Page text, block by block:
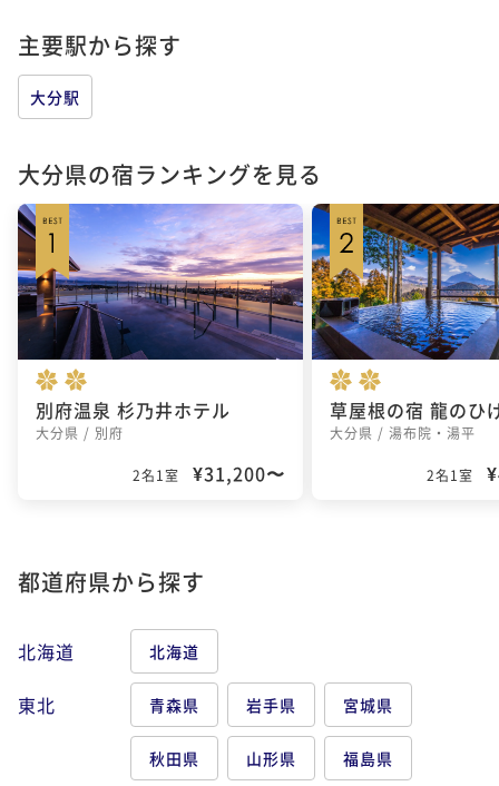
主要駅から探す
大分駅
大分県の宿ランキングを見る
別府温泉 杉乃井ホテル
大分県 / 別府
2名1室 ¥31,200〜
大分県 / 湯布院・湯平
2名1室
都道府県から探す
北海道 北海道
東北 青森県 岩手県 宮城県
秋田県 山形県 福島県